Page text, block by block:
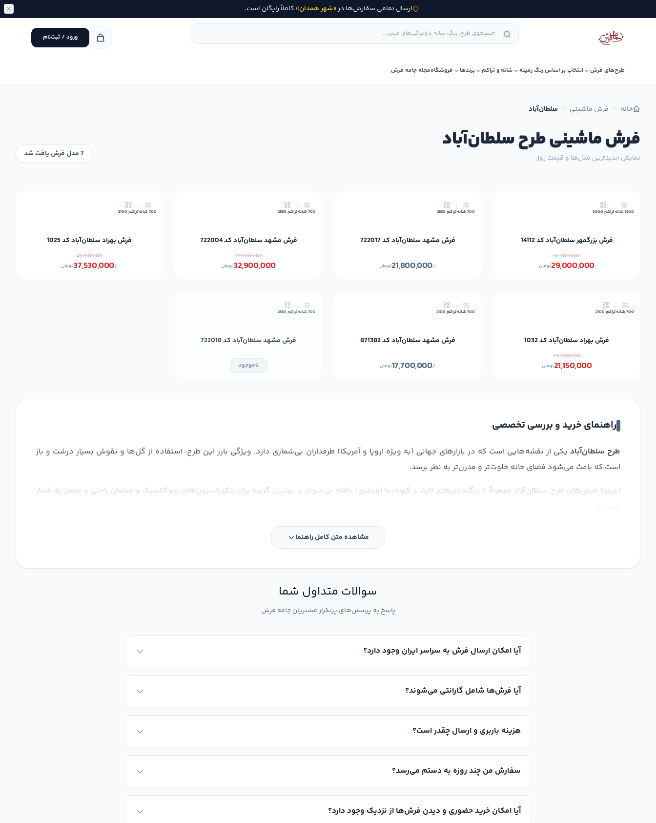
ارسال تمامی سفارش‌ها در«شهر همدان» کاملاً رایگان است.
ورود / ثبت‌نام
طرح‌های فرش انتخاب بر اساس رنگ زمینه شانه و تراکم برندها فروشگاهمجله جامه فرش
خانه / فرش ماشینی / سلطان‌آباد
فرش ماشینی طرح سلطان‌آباد
نمایش جدیدترین مدل‌ها و قیمت روز 7 مدل فرش یافت شد
1200 شانه تراکم 3600
فرش بزرگمهر سلطان‌آباد کد 14112
32,000,000
29,000,000تومان
700 شانه تراکم 2550
فرش مشهد سلطان‌آباد کد 722017
از21,800,000تومان
700 شانه تراکم 2550
فرش مشهد سلطان‌آباد کد 722004
39,500,000
32,900,000تومان
700 شانه تراکم 2100
فرش بهراد سلطان‌آباد کد 1025
41,700,000
از37,530,000تومان
700 شانه تراکم 2100
فرش بهراد سلطان‌آباد کد 1032
23,500,000
21,150,000تومان
700 شانه تراکم 2100
فرش مشهد سلطان‌آباد کد 871382
از17,700,000تومان
700 شانه تراکم 2550
فرش مشهد سلطان‌آباد کد 722018
ناموجود
راهنمای خرید و بررسی تخصصی
طرح سلطان‌آباد یکی از نقشه‌هایی است که در بازارهای جهانی (به ویژه اروپا و آمریکا) طرفداران بی‌شماری دارد. ویژگی بارز این طرح، استفاده از گل‌ها و نقوش بسیار درشت و باز
است که باعث می‌شود فضای خانه خلوت‌تر و مدرن‌تر به نظر برسد.
امروزه فرش‌های طرح سلطان‌آباد معمولاً با رنگ‌بندی‌های لایت و کهنه‌نما (وینتیج) بافته می‌شوند و بهترین گزینه برای دکوراسیون‌های نئوکلاسیک و مبلمان راحتی و چستر به شمار
مشاهده متن کامل راهنما
سوالات متداول شما
پاسخ به پرسش‌های پرتکرار مشتریان جامه فرش
آیا امکان ارسال فرش به سراسر ایران وجود دارد؟
آیا فرش‌ها شامل گارانتی می‌شوند؟
هزینه باربری و ارسال چقدر است؟
سفارش من چند روزه به دستم می‌رسد؟
آیا امکان خرید حضوری و دیدن فرش‌ها از نزدیک وجود دارد؟